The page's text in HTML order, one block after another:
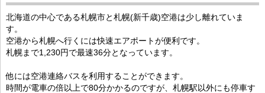
北海道の中心である札幌市と札幌(新千歳)空港は少し離れていま
す。
空港から札幌へ行くには快速エアポートが便利です。
札幌まで1,230円で最速36分となっています。
他には空港連絡バスを利用することができます。
時間が電車の倍以上で80分かかるのですが、札幌駅以外にも停車す